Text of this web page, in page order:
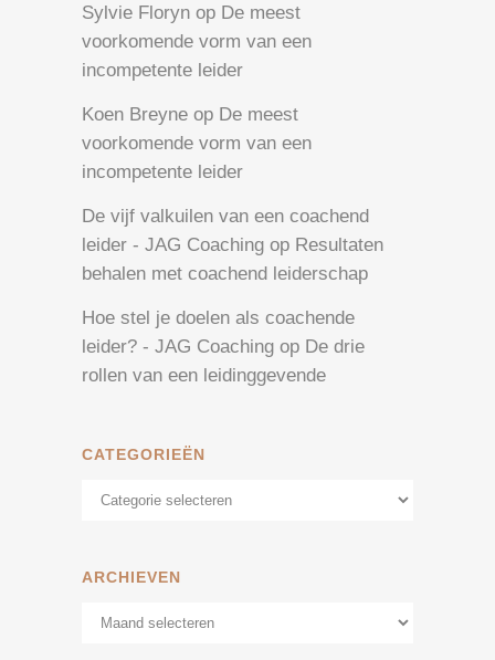
Sylvie Floryn op De meest
voorkomende vorm van een
incompetente leider
Koen Breyne op De meest
voorkomende vorm van een
incompetente leider
De vijf valkuilen van een coachend
leider - JAG Coaching op Resultaten
behalen met coachend leiderschap
Hoe stel je doelen als coachende
leider? - JAG Coaching op De drie
rollen van een leidinggevende
CATEGORIEËN
Categorieën
ARCHIEVEN
Archieven